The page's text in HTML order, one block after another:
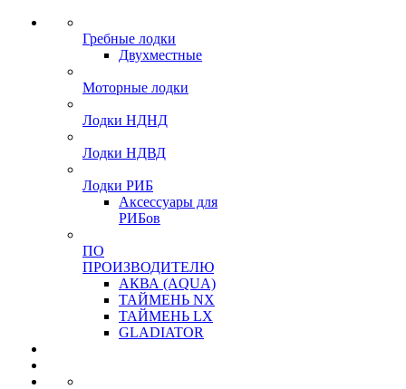
Гребные лодки
Двухместные
Моторные лодки
Лодки НДНД
Лодки НДВД
Лодки РИБ
Аксессуары для
РИБов
ПО
ПРОИЗВОДИТЕЛЮ
АКВА (AQUA)
ТАЙМЕНЬ NX
ТАЙМЕНЬ LX
GLADIATOR